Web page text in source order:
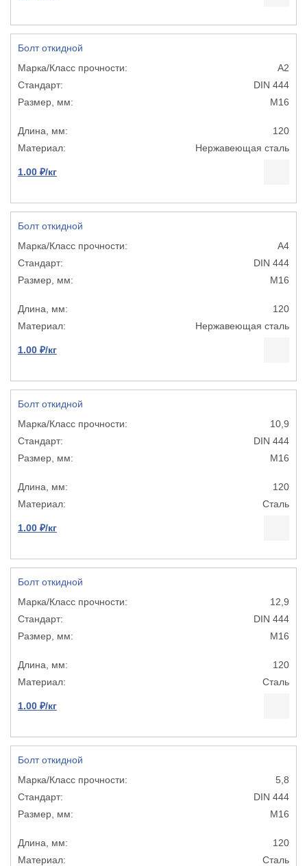
Болт откидной
А2
DIN 444
М16
120
Нержавеющая сталь
1.00 ₽/кг
Болт откидной
А4
DIN 444
М16
120
Нержавеющая сталь
1.00 ₽/кг
Болт откидной
10,9
DIN 444
М16
120
Сталь
1.00 ₽/кг
Болт откидной
12,9
DIN 444
М16
120
Сталь
1.00 ₽/кг
Болт откидной
5,8
DIN 444
М16
120
Сталь